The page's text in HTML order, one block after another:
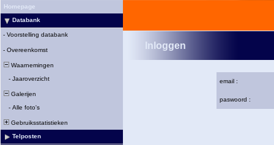
Homepage
Databank
- Voorstelling databank
- Overeenkomst
Waarnemingen
- Jaaroverzicht
Galerijen
- Alle foto's
Gebruiksstatistieken
Telposten
Inloggen
email :
paswoord :